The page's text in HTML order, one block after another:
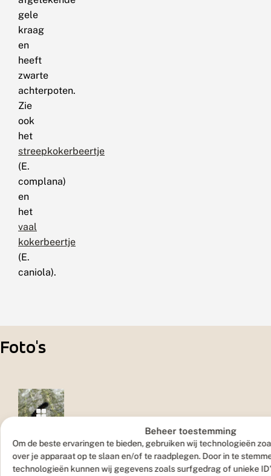
Beheer toestemming
Om de beste ervaringen te bieden, gebruiken wij technologieën
over je apparaat op te slaan en/of te raadplegen. Door in te
technologieën kunnen wij gegevens zoals surfgedrag of unieke
gele
kraag
en
heeft
zwarte
achterpoten.
Zie
ook
het
streepkokerbeertje
(E.
complana)
en
het
vaal
kokerbeertje
(E.
caniola).
Foto's
Rups